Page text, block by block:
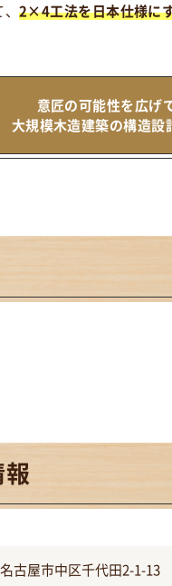
2×4工法を日本仕様に
意匠の可能性を広げ
大規模木造建築の構造設
古屋市中区千代田2-1-13